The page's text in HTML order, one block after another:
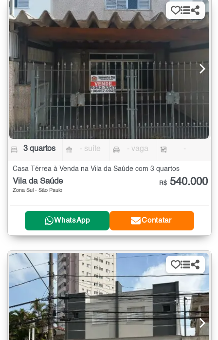
3 quartos - suíte - vaga -
Casa Térrea à Venda na Vila da Saúde com 3 quartos
Vila da Saúde
Zona Sul - São Paulo
R$ 540.000
WhatsApp Contatar